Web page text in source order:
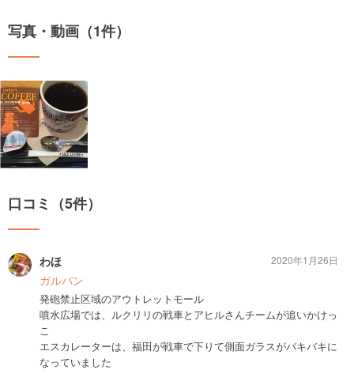
写真・動画（1件）
口コミ（5件）
わほ
ガルパン
発砲禁止区域のアウトレットモール
噴水広場では、ルクリリの戦車とアヒルさんチームが追いかけっ
こ
エスカレーターは、福田が戦車で下りて側面ガラスがバキバキに
なっていました
2020年1月26日